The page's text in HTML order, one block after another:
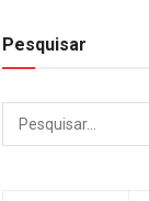
Pesquisar